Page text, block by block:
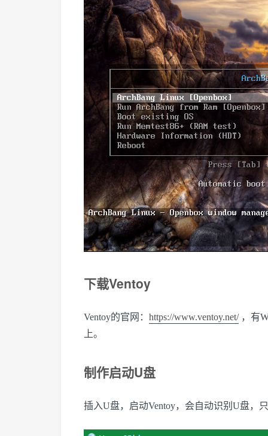
下载Ventoy
Ventoy的官网： https://www.ventoy.net/，有
上。
制作启动U盘
插入U盘，启动Ventoy，会自动识别U盘，